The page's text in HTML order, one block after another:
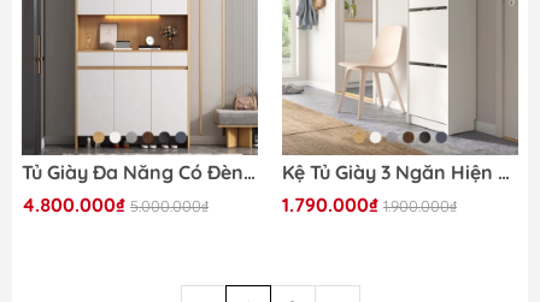
Tủ Giày Đa Năng Có Đèn LED Gỗ MDF Chống Ẩm Thiết Kế Tối Ưu Không Gian Yapi-315
4.800.000₫ 5.000.000₫
Kệ Tủ Giày 3 Ngăn Hiện Đại Bằng Gỗ MDF 49x28x135cm Yapi-309
1.790.000₫ 1.900.000₫